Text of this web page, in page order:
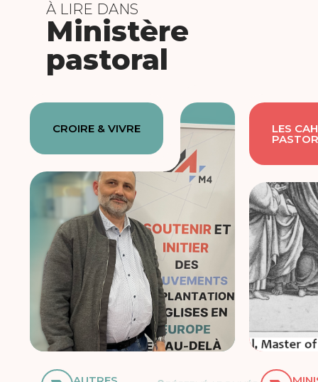
À LIRE DANS
Ministère
pastoral
CROIRE & VIVRE LES